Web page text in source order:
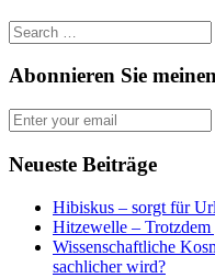
Abonnieren Sie
Neueste Beiträge
Hibiskus – sorgt für
Hitzewelle – Trotzdem
Wissenschaftliche
sachlicher wird?